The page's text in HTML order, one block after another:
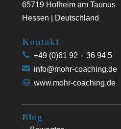
65719 Hofheim am Taunus
Hessen | Deutschland
Kontakt
+49 (0)61 92 – 36 94 5
info@mohr-coaching.de
www.mohr-coaching.de
Blog